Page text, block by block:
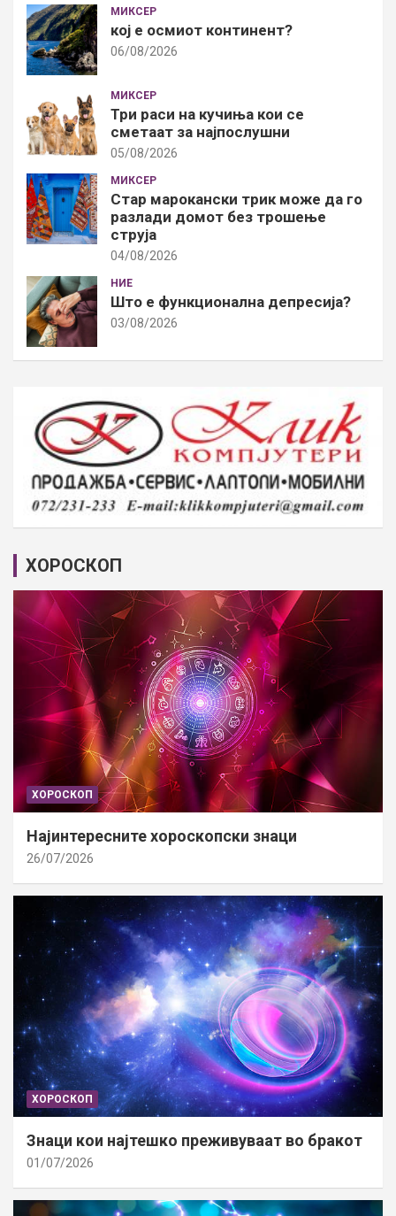
МИКСЕР
кој е осмиот континент?
06/08/2026
МИКСЕР
Три раси на кучиња кои се
сметаат за најпослушни
05/08/2026
МИКСЕР
Стар марокански трик може да го
разлади домот без трошење
струја
04/08/2026
НИЕ
Што е функционална депресија?
03/08/2026
ХОРОСКОП
ХОРОСКОП
Најинтересните хороскопски знаци
26/07/2026
ХОРОСКОП
Знаци кои најтешко преживуваат во бракот
01/07/2026